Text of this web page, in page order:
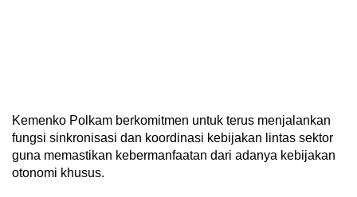
Kemenko Polkam berkomitmen untuk terus menjalankan
fungsi sinkronisasi dan koordinasi kebijakan lintas sektor
guna memastikan kebermanfaatan dari adanya kebijakan
otonomi khusus.